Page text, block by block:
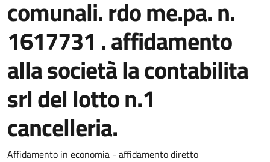
comunali. rdo me.pa. n.
1617731 . affidamento
alla società la contabilita
srl del lotto n.1
cancelleria.
Dettaglio del documento
Affidamento in economia - affidamento diretto